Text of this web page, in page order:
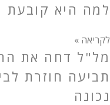
למה היא קובעת
לקריאה »
מל"ל דחה את
תביעה חוזרת
נכונה